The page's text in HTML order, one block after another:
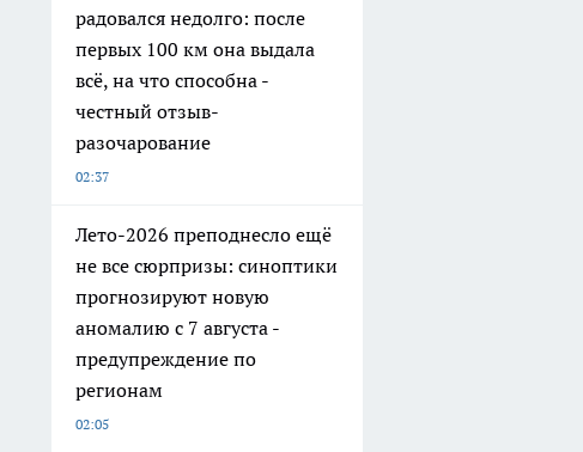
радовался недолго: после
первых 100 км она выдала
всё, на что способна -
честный отзыв-
разочарование
02:37
Лето-2026 преподнесло ещё
не все сюрпризы: синоптики
прогнозируют новую
аномалию с 7 августа -
предупреждение по
регионам
02:05